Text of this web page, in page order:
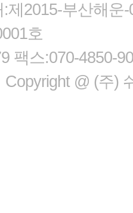
제2015-부산해
호
팩스:070-4850-
@ (주)